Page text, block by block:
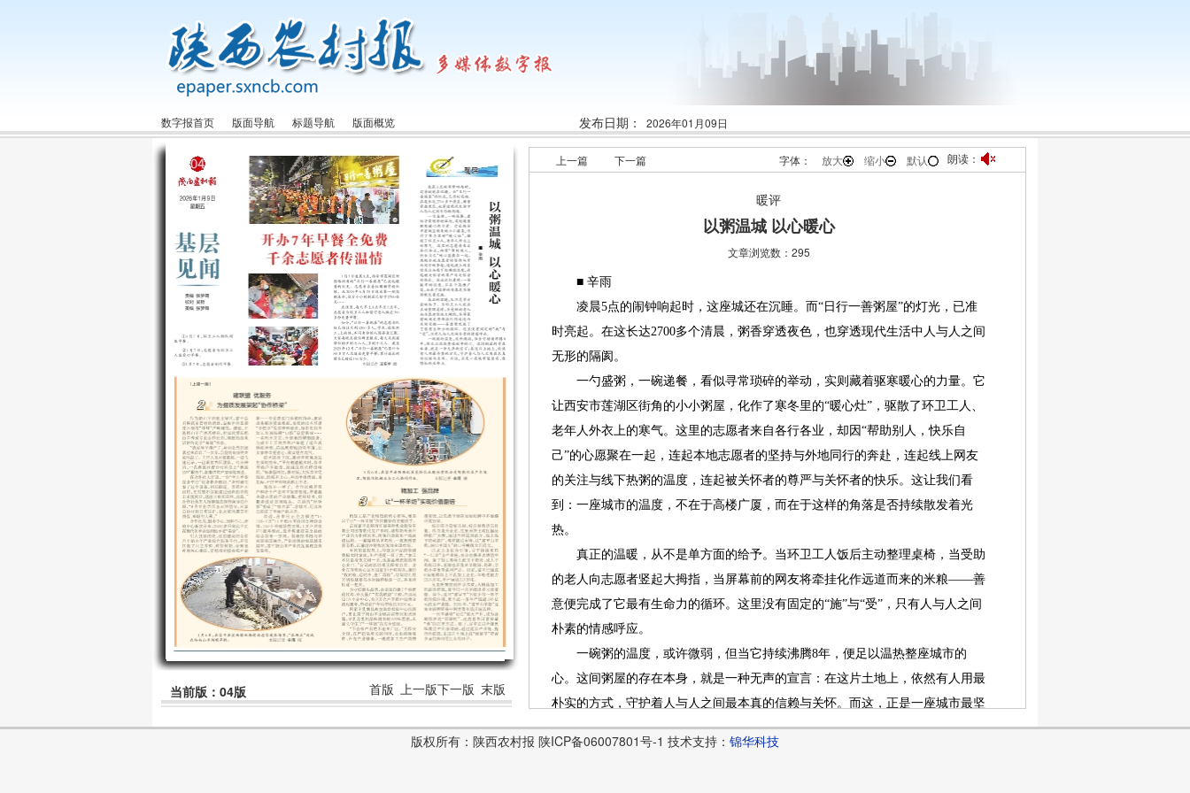
数字报首页 版面导航 标题导航 版面概览 发布日期： 2026年01月09日
当前版：04版 首版 上一版下一版 末版
上一篇 下一篇 字体： 放大 缩小 默认 朗读：
暖评
以粥温城 以心暖心
文章浏览数：295
■ 辛雨
凌晨5点的闹钟响起时，这座城还在沉睡。而“日行一善粥屋”的灯光，已准
时亮起。在这长达2700多个清晨，粥香穿透夜色，也穿透现代生活中人与人之间
无形的隔阂。
一勺盛粥，一碗递餐，看似寻常琐碎的举动，实则藏着驱寒暖心的力量。它
让西安市莲湖区街角的小小粥屋，化作了寒冬里的“暖心灶”，驱散了环卫工人、
老年人外衣上的寒气。这里的志愿者来自各行各业，却因“帮助别人，快乐自
己”的心愿聚在一起，连起本地志愿者的坚持与外地同行的奔赴，连起线上网友
的关注与线下热粥的温度，连起被关怀者的尊严与关怀者的快乐。这让我们看
到：一座城市的温度，不在于高楼广厦，而在于这样的角落是否持续散发着光
热。
真正的温暖，从不是单方面的给予。当环卫工人饭后主动整理桌椅，当受助
的老人向志愿者竖起大拇指，当屏幕前的网友将牵挂化作远道而来的米粮——善
意便完成了它最有生命力的循环。这里没有固定的“施”与“受”，只有人与人之间
朴素的情感呼应。
一碗粥的温度，或许微弱，但当它持续沸腾8年，便足以温热整座城市的
心。这间粥屋的存在本身，就是一种无声的宣言：在这片土地上，依然有人用最
朴实的方式，守护着人与人之间最本真的信赖与关怀。而这，正是一座城市最坚
实、最绵长的生命力。
版权所有：陕西农村报 陕ICP备06007801号-1 技术支持： 锦华科技